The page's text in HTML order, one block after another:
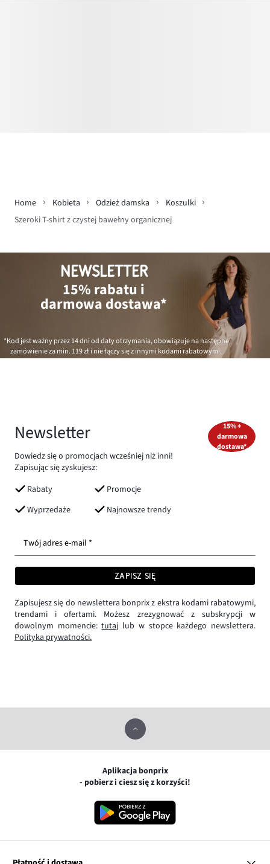
Home Kobieta Odzież damska
Koszulki
Szeroki T-shirt z czystej bawełny organicznej
NEWSLETTER
15% rabatu i
darmowa dostawa*
*Kod jest ważny przez 14 dni od daty otrzymania, obowiązuje na następne
zamówienie za min. 119 złi nie łączy się z innymi kodami rabatowymi.
Newsletter
Dowiedz się o promocjach wcześniej niż inni!
Zapisując się zyskujesz:
Rabaty
Promocje
Wyprzedaże
Najnowsze trendy
15% +
darmowa
dostawa*
Twój adres e-mail *
ZAPISZ SIĘ
Zapisujesz się do newslettera bonprix z ekstra kodami rabatowymi,
trendami i ofertami. Możesz zrezygnować z subskrypcji w
dowolnym momencie:tutaj lub w stopce każdego newslettera.
Polityka prywatności.
Aplikacja bonprix
- pobierz i ciesz się z korzyści!